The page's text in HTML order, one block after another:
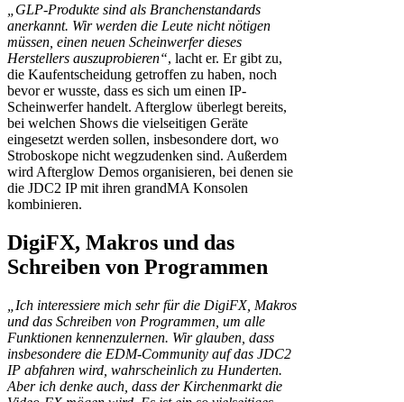
„GLP-Produkte sind als Branchenstandards
anerkannt. Wir werden die Leute nicht nötigen
müssen, einen neuen Scheinwerfer dieses
Herstellers auszuprobieren“, lacht er. Er gibt zu,
die Kaufentscheidung getroffen zu haben, noch
bevor er wusste, dass es sich um einen IP-
Scheinwerfer handelt. Afterglow überlegt bereits,
bei welchen Shows die vielseitigen Geräte
eingesetzt werden sollen, insbesondere dort, wo
Stroboskope nicht wegzudenken sind. Außerdem
wird Afterglow Demos organisieren, bei denen sie
die JDC2 IP mit ihren grandMA Konsolen
kombinieren.
DigiFX, Makros und das
Schreiben von Programmen
„Ich interessiere mich sehr für die DigiFX, Makros
und das Schreiben von Programmen, um alle
Funktionen kennenzulernen. Wir glauben, dass
insbesondere die EDM-Community auf das JDC2
IP abfahren wird, wahrscheinlich zu Hunderten.
Aber ich denke auch, dass der Kirchenmarkt die